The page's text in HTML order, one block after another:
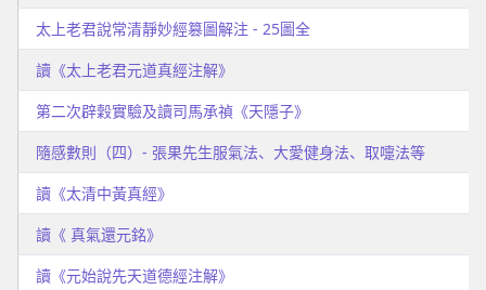
太上老君說常清靜妙經篡圖解注 - 25圖全
讀《太上老君元道真經注解》
第二次辟穀實驗及讀司馬承禎《天隱子》
隨感數則（四）- 張果先生服氣法、大愛健身法、取嚏法等
讀《太清中黃真經》
讀《 真氣還元銘》
讀《元始說先天道德經注解》